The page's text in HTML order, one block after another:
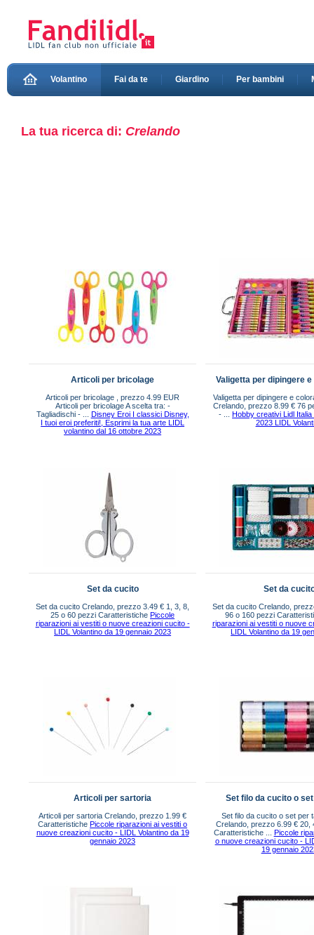
Volantino Fai da te Giardino Per bambini
La tua ricerca di: Crelando
Articoli per bricolage
Articoli per bricolage , prezzo 4.99 EUR
Articoli per bricolage A scelta tra: -
Tagliadischi - ... Disney Eroi I classici Disney,
I tuoi eroi preferiti!, Esprimi la tua arte LIDL
volantino dal 16 ottobre 2023
Valigetta per dipingere
Valigetta per dipingere e
Crelando, prezzo 8.99 € 76
- ...Hobby creativi Lidl
2023 LIDL
Set da cucito
Set da cucito Crelando, prezzo 3.49 € 1, 3, 8,
25 o 60 pezzi CaratteristichePiccole
riparazioni ai vestiti o nuove creazioni cucito -
LIDL Volantino da 19 gennaio 2023
Set da
Set da cucito Crelando,
96 o 160 pezzi
riparazioni ai vestiti o nuove
LIDL Volantino da 19
Articoli per sartoria
Articoli per sartoria Crelando, prezzo 1.99 €
CaratteristichePiccole riparazioni ai vestiti o
nuove creazioni cucito - LIDL Volantino da 19
gennaio 2023
Set filo da cucito o
Set filo da cucito o set per
Crelando, prezzo 6.99 € 20,
Caratteristiche ... Piccole
o nuove creazioni cucito -
19 gennaio